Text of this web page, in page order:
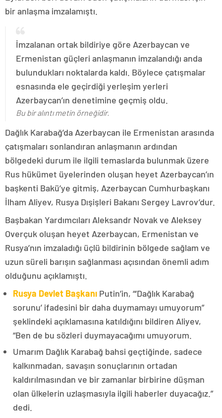
bir anlaşma imzalamıştı.
İmzalanan ortak bildiriye göre Azerbaycan ve
Ermenistan güçleri anlaşmanın imzalandığı anda
bulundukları noktalarda kaldı. Böylece çatışmalar
esnasında ele geçirdiği yerleşim yerleri
Azerbaycan’ın denetimine geçmiş oldu.
Bu bir alıntı metin örneğidir.
Dağlık Karabağ’da Azerbaycan ile Ermenistan arasında
çatışmaları sonlandıran anlaşmanın ardından
bölgedeki durum ile ilgili temaslarda bulunmak üzere
Rus hükümet üyelerinden oluşan heyet Azerbaycan’ın
başkenti Bakü’ye gitmiş, Azerbaycan Cumhurbaşkanı
İlham Aliyev, Rusya Dışişleri Bakanı Sergey Lavrov’dur.
Başbakan Yardımcıları Aleksandr Novak ve Aleksey
Overçuk oluşan heyet Azerbaycan, Ermenistan ve
Rusya’nın imzaladığı üçlü bildirinin bölgede sağlam ve
uzun süreli barışın sağlanması açısından önemli adım
olduğunu açıklamıştı.
Rusya Devlet Başkanı Putin’in, “‘Dağlık Karabağ
sorunu’ ifadesini bir daha duymamayı umuyorum”
şeklindeki açıklamasına katıldığını bildiren Aliyev,
“Ben de bu sözleri duymayacağımı umuyorum.
Umarım Dağlık Karabağ bahsi geçtiğinde, sadece
kalkınmadan, savaşın sonuçlarının ortadan
kaldırılmasından ve bir zamanlar birbirine düşman
olan ülkelerin uzlaşmasıyla ilgili haberler duyacağız.”
dedi.